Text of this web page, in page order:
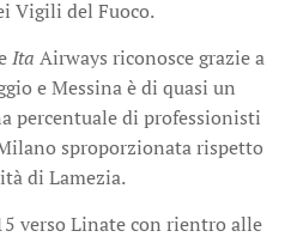
Vigili del Fuoco.
Ita Airways riconosce grazie a
e Messina è di quasi un
percentuale di professionisti
sproporzionata rispetto
di Lamezia.
verso Linate con rientro alle